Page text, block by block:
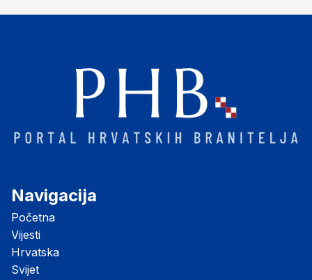
Navigacija
Početna
Vijesti
Hrvatska
Svijet